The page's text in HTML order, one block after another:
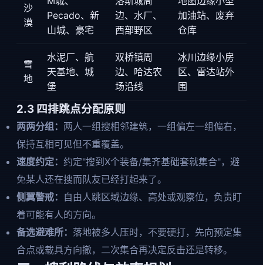
沙
漠
Pecado、新
山城、豪宅
边、水厂、
西部野区
加油站、废弃
仓库
雪
地
水泥厂、航
天基地、城
堡
双桥镇周
边、哈达农
场沿线
冰川边缘小房
区、雷达站外
围
2.3 四排跳点分配原则
两两分组： 两人一组搜相邻建筑，一组偏左一组偏右，
保持互相可见但不重覆盖。
速度约定： 约定"搜到X个装备/集齐基础套就集合"，避
免某人还在搜而队友已经打起来了。
侧翼警戒： 自由人跳区域边缘、高处或观察位，负责盯
着可能有人的方向。
备选避难所： 落地被多人压时，不要硬打，先向预定集
合点或载具方向撤，二次集合再决定反击还是转移。